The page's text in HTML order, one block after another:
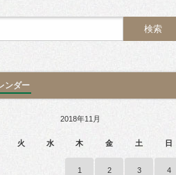
ンダー
2018年11月
火 水 木 金 土 日
1 2 3 4